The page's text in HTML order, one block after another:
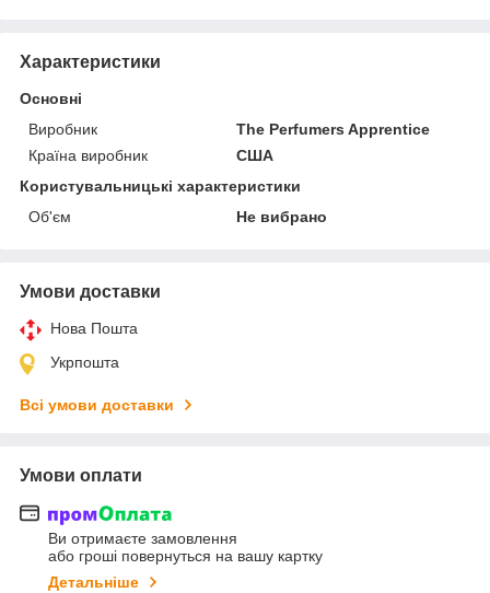
Характеристики
Основні
Виробник
The Perfumers Apprentice
Країна виробник
США
Користувальницькі характеристики
Об'єм
Не вибрано
Умови доставки
Нова Пошта
Укрпошта
Всі умови доставки
Умови оплати
Ви отримаєте замовлення
або гроші повернуться на вашу картку
Детальніше